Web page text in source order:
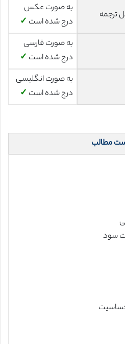
ترجمه
به صورت عکس
درج شده است ✓
به صورت فارسی
درج شده است ✓
به صورت انگلیسی
درج شده است ✓
مطالب